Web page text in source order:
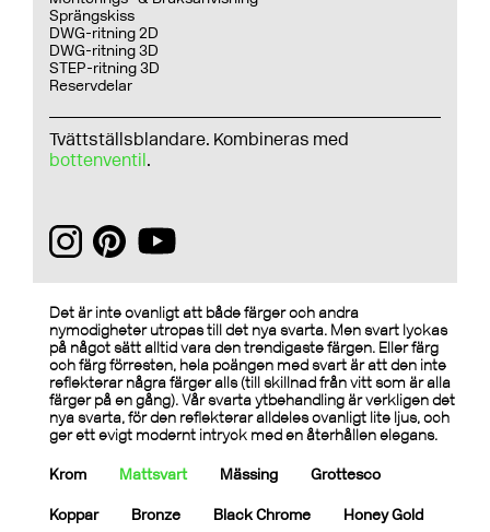
Sprängskiss
DWG-ritning 2D
DWG-ritning 3D
STEP-ritning 3D
Reservdelar
Tvättställsblandare. Kombineras med
bottenventil.
Det är inte ovanligt att både färger och andra
nymodigheter utropas till det nya svarta. Men svart lyckas
på något sätt alltid vara den trendigaste färgen. Eller färg
och färg förresten, hela poängen med svart är att den inte
reflekterar några färger alls (till skillnad från vitt som är alla
färger på en gång). Vår svarta ytbehandling är verkligen det
nya svarta, för den reflekterar alldeles ovanligt lite ljus, och
ger ett evigt modernt intryck med en återhållen elegans.
Krom Mattsvart Mässing Grottesco
Koppar Bronze Black Chrome Honey Gold